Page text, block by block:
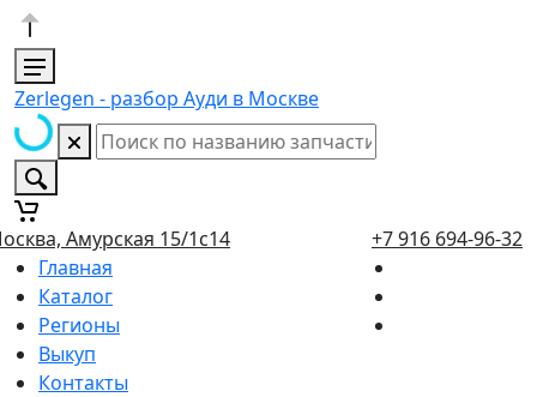
Zerlegen - разбор Ауди в Москве
Амурская 15/1с14
+7 916 694-96-32
Главная
Каталог
Регионы
Выкуп
Контакты